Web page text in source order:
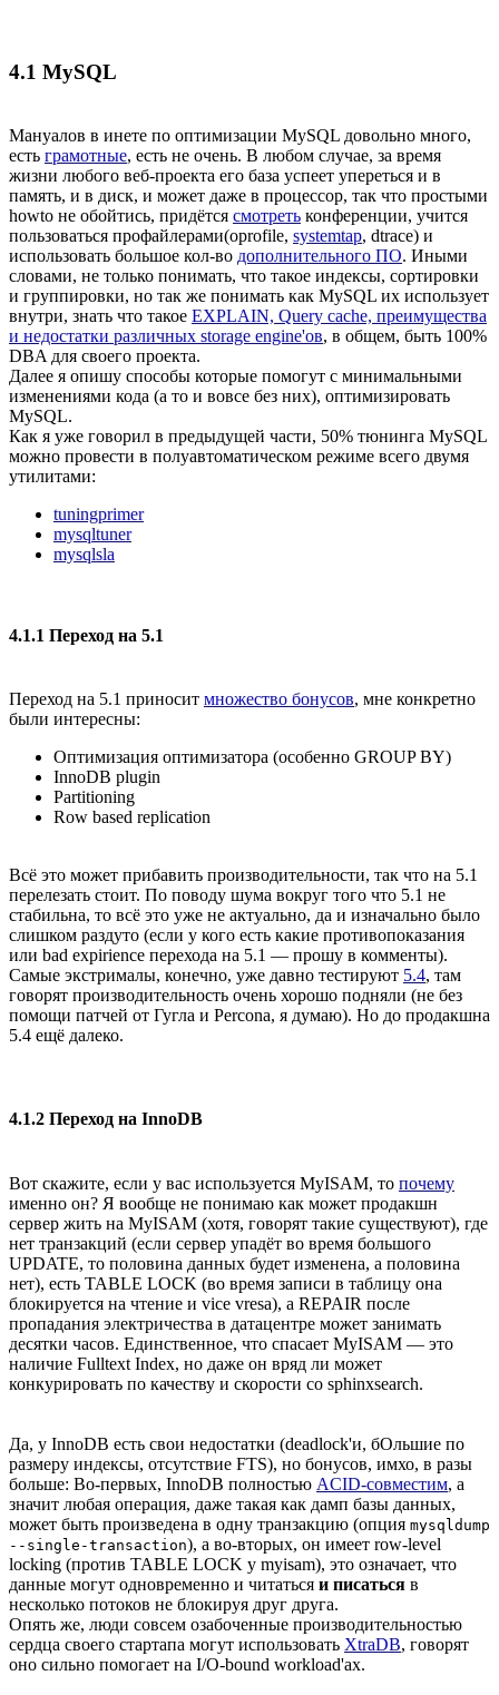
4.1 MySQL
Мануалов в инете по оптимизации MySQL довольно много,
есть грамотные, есть не очень. В любом случае, за время
жизни любого веб-проекта его база успеет упереться и в
память, и в диск, и может даже в процессор, так что простыми
howto не обойтись, придётся смотреть конференции, учится
пользоваться профайлерами(oprofile, systemtap, dtrace) и
использовать большое кол-во дополнительного ПО. Иными
словами, не только понимать, что такое индексы, сортировки
и группировки, но так же понимать как MySQL их использует
внутри, знать что такое EXPLAIN, Query cache, преимущества
и недостатки различных storage engine'ов, в общем, быть 100%
DBA для своего проекта.
Далее я опишу способы которые помогут с минимальными
изменениями кода (а то и вовсе без них), оптимизировать
MySQL.
Как я уже говорил в предыдущей части, 50% тюнинга MySQL
можно провести в полуавтоматическом режиме всего двумя
утилитами:
tuningprimer
mysqltuner
mysqlsla
4.1.1 Переход на 5.1
Переход на 5.1 приносит множество бонусов, мне конкретно
были интересны:
Оптимизация оптимизатора (особенно GROUP BY)
InnoDB plugin
Partitioning
Row based replication
Всё это может прибавить производительности, так что на 5.1
перелезать стоит. По поводу шума вокруг того что 5.1 не
стабильна, то всё это уже не актуально, да и изначально было
слишком раздуто (если у кого есть какие противопоказания
или bad expirience перехода на 5.1 — прошу в комменты).
Самые экстрималы, конечно, уже давно тестируют 5.4, там
говорят производительность очень хорошо подняли (не без
помощи патчей от Гугла и Percona, я думаю). Но до продакшна
5.4 ещё далеко.
4.1.2 Переход на InnoDB
Вот скажите, если у вас используется MyISAM, то почему
именно он? Я вообще не понимаю как может продакшн
сервер жить на MyISAM (хотя, говорят такие существуют), где
нет транзакций (если сервер упадёт во время большого
UPDATE, то половина данных будет изменена, а половина
нет), есть TABLE LOCK (во время записи в таблицу она
блокируется на чтение и vice vresa), а REPAIR после
пропадания электричества в датацентре может занимать
десятки часов. Единственное, что спасает MyISAM — это
наличие Fulltext Index, но даже он вряд ли может
конкурировать по качеству и скорости со sphinxsearch.
Да, у InnoDB есть свои недостатки (deadlock'и, бОльшие по
размеру индексы, отсутствие FTS), но бонусов, имхо, в разы
больше: Во-первых, InnoDB полностью ACID-совместим, а
значит любая операция, даже такая как дамп базы данных,
может быть произведена в одну транзакцию (опция mysqldump
--single-transaction), а во-вторых, он имеет row-level
locking (против TABLE LOCK у myisam), это означает, что
данные могут одновременно и читаться и писаться в
несколько потоков не блокируя друг друга.
Опять же, люди совсем озабоченные производительностью
сердца своего стартапа могут использовать XtraDB, говорят
оно сильно помогает на I/O-bound workload'ах.